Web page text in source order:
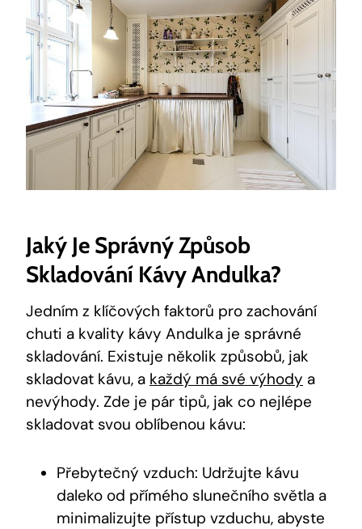
Jaký Je Správný Způsob
Skladování Kávy Andulka?
Jedním z klíčových faktorů pro zachování
chuti a kvality kávy Andulka je správné
skladování. Existuje několik způsobů, jak
skladovat kávu, a každý má své výhody a
nevýhody. Zde je pár tipů, jak co nejlépe
skladovat svou oblíbenou kávu:
Přebytečný vzduch: Udržujte kávu
daleko od přímého slunečního světla a
minimalizujte přístup vzduchu, abyste